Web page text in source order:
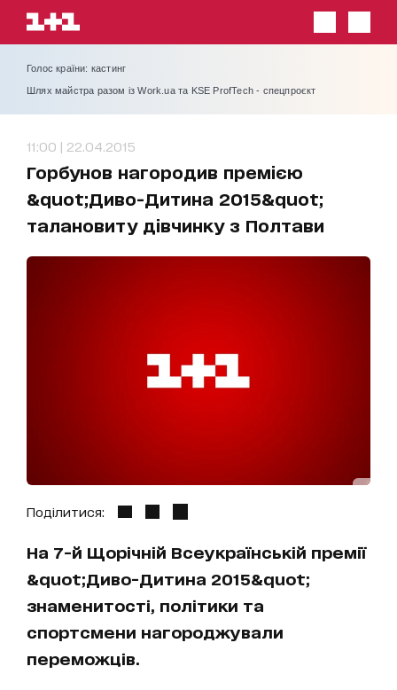
Голос країни: кастинг
Шлях майстра разом із Work.ua та KSE ProfTech - спецпроєкт
11:00 | 22.04.2015
Горбунов нагородив премією
&quot;Диво-Дитина 2015&quot;
талановиту дівчинку з Полтави
Поділитися:
На 7-й Щорічній Всеукраїнській премії
&quot;Диво-Дитина 2015&quot;
знаменитості, політики та
спортсмени нагороджували
переможців.